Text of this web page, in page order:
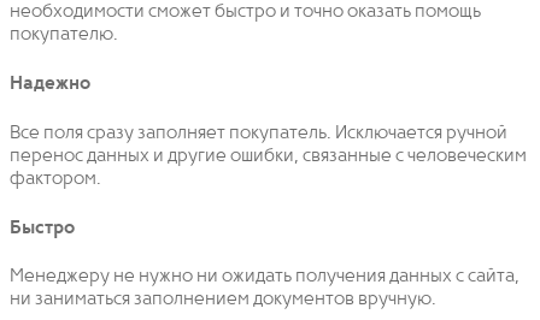
необходимости сможет быстро и точно оказать помощь
покупателю.
Надежно
Все поля сразу заполняет покупатель. Исключается ручной
перенос данных и другие ошибки, связанные с человеческим
фактором.
Быстро
Менеджеру не нужно ни ожидать получения данных с сайта,
ни заниматься заполнением документов вручную.